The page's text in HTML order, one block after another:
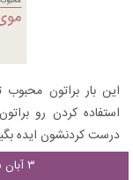
این بار براتون
استفاده کردن رو
درست کردنشون ایده
۳ آبان ۱۳۹۵ - ۱۳:۲۳